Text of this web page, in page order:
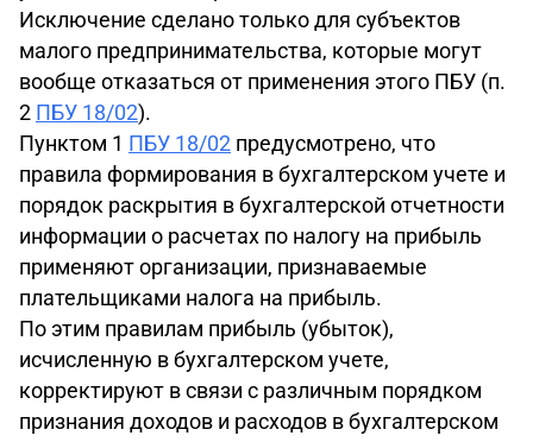
Исключение сделано только для субъектов
малого предпринимательства, которые могут
вообще отказаться от применения этого ПБУ (п.
2 ПБУ 18/02).
Пунктом 1 ПБУ 18/02 предусмотрено, что
правила формирования в бухгалтерском учете и
порядок раскрытия в бухгалтерской отчетности
информации о расчетах по налогу на прибыль
применяют организации, признаваемые
плательщиками налога на прибыль.
По этим правилам прибыль (убыток),
исчисленную в бухгалтерском учете,
корректируют в связи с различным порядком
признания доходов и расходов в бухгалтерском